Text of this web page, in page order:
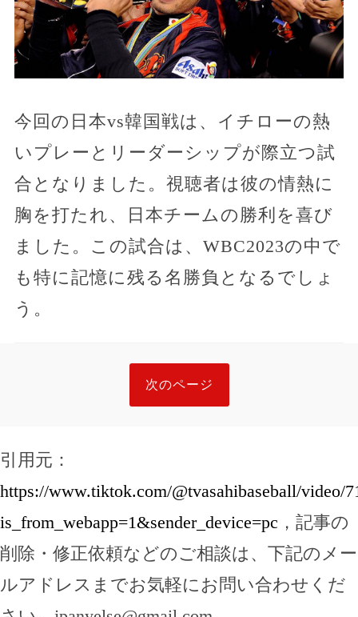
今回の日本vs韓国戦は、イチローの熱
いプレーとリーダーシップが際立つ試
合となりました。視聴者は彼の情熱に
胸を打たれ、日本チームの勝利を喜び
ました。この試合は、WBC2023の中で
も特に記憶に残る名勝負となるでしょ
う。
次のページ
引用元：
https://www.tiktok.com/@tvasahibaseball/video/
is_from_webapp=1&sender_device=pc ，記事の
削除・修正依頼などのご相談は、下記のメー
ルアドレスまでお気軽にお問い合わせくだ